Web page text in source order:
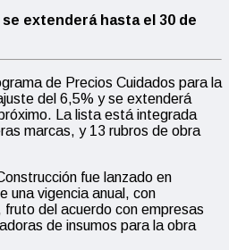
extenderá hasta el 30 de
de Precios Cuidados para la
del 6,5% y se extenderá
La lista está integrada
marcas, y 13 rubros de obra
fue lanzado en
una vigencia anual, con
del acuerdo con empresas
de insumos para la obra